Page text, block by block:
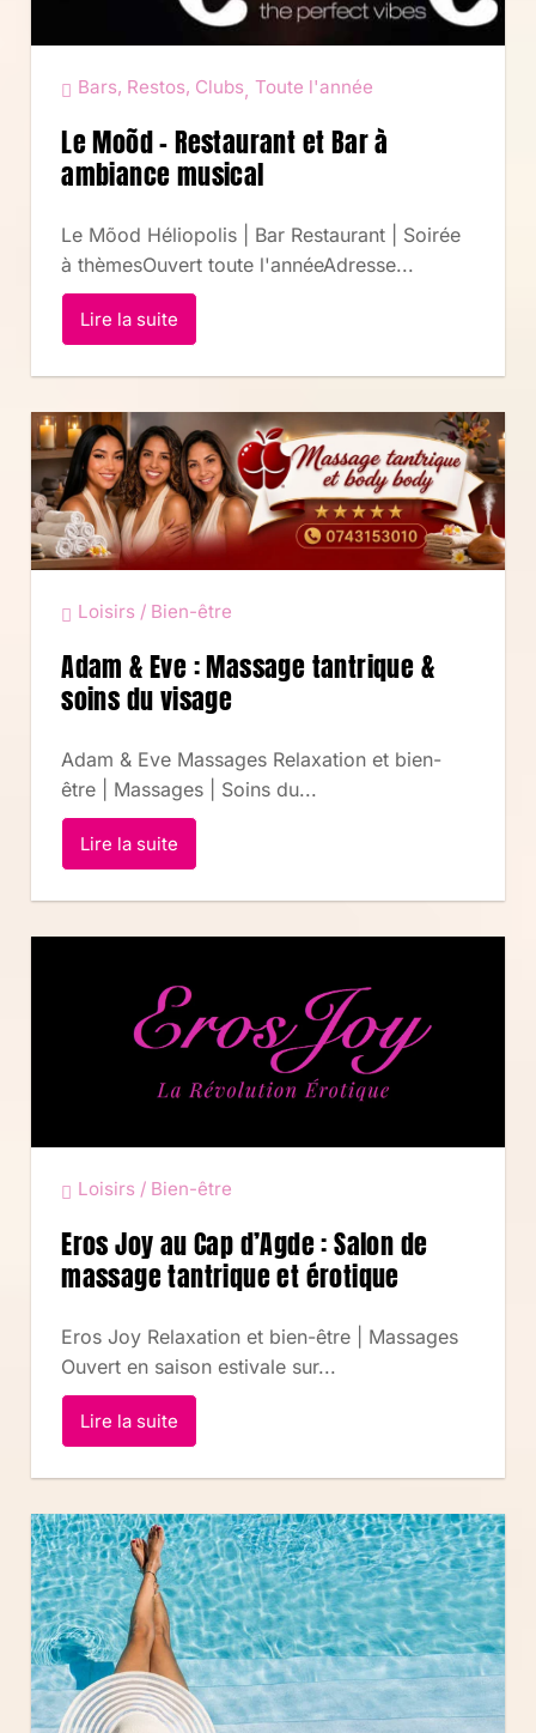
Bars, Restos, Clubs, Toute l'année
Le Moõd – Restaurant et Bar à
ambiance musical
Le Mõod Héliopolis | Bar Restaurant | Soirée
à thèmesOuvert toute l'annéeAdresse...
Lire la suite
Loisirs / Bien-être
Adam & Eve : Massage tantrique &
soins du visage
Adam & Eve Massages Relaxation et bien-
être | Massages | Soins du...
Lire la suite
Loisirs / Bien-être
Eros Joy au Cap d’Agde : Salon de
massage tantrique et érotique
Eros Joy Relaxation et bien-être | Massages
Ouvert en saison estivale sur...
Lire la suite